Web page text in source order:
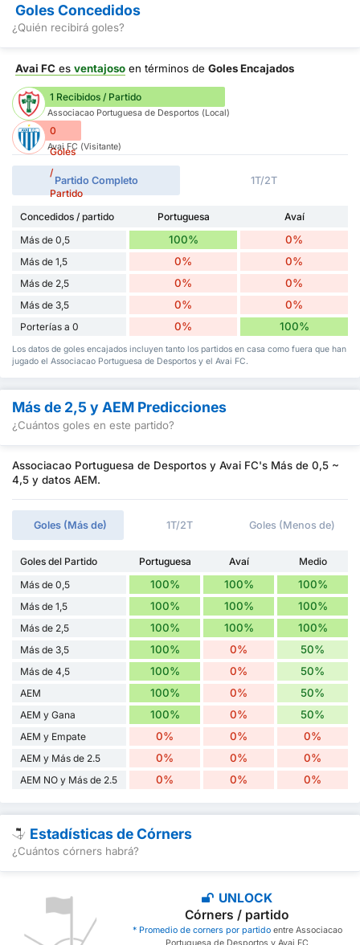
Goles Concedidos
¿Quién recibirá goles?
Avai FC es ventajoso en términos de Goles Encajados
1 Recibidos / Partido
Associacao Portuguesa de Desportos (Local)
0
Goles
/
Partido
Avai FC (Visitante)
Partido Completo 1T/2T
Concedidos / partido Portuguesa
Avaí
Más de 0,5
100% 0%
Más de 1,5 0% 0%
Más de 2,5 0% 0%
Más de 3,5 0% 0%
Porterías a 0 0% 100%
Los datos de goles encajados incluyen tanto los partidos en casa como fuera que han
jugado el Associacao Portuguesa de Desportos y el Avai FC.
Más de 2,5 y AEM Predicciones
¿Cuántos goles en este partido?
Associacao Portuguesa de Desportos y Avai FC's Más de 0,5 ~
4,5 y datos AEM.
Goles (Más de) 1T/2T Goles (Menos de)
Goles del Partido Portuguesa Avaí
Medio
Más de 0,5
100% 100% 100%
Más de 1,5 100% 100% 100%
Más de 2,5 100% 100% 100%
Más de 3,5 100% 0% 50%
Más de 4,5 100% 0% 50%
AEM 100% 0% 50%
AEM y Gana 100% 0% 50%
AEM y Empate 0% 0% 0%
AEM y Más de 2.5 0% 0% 0%
AEM NO y Más de 2.5 0% 0% 0%
Estadísticas de Córners
¿Cuántos córners habrá?
UNLOCK
Córners / partido
* Promedio de corners por partidoentre Associacao
Portuguesa de Desportos y Avai FC